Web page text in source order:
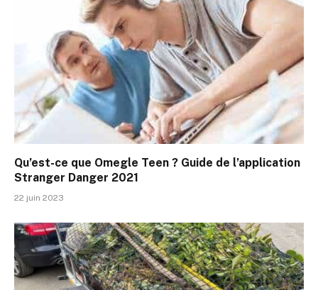
Qu’est-ce que Omegle Teen ? Guide de l’application
Stranger Danger 2021
22 juin 2023